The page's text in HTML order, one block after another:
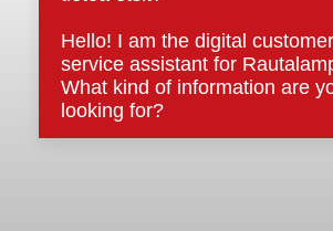
Evästeet
Saavutettavuusseloste
Tietosuoja
Tietosuojaselosteet